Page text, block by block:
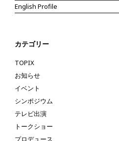
English Profile
カテゴリー
TOPIX
お知らせ
イベント
シンポジウム
テレビ出演
トークショー
プロデュース